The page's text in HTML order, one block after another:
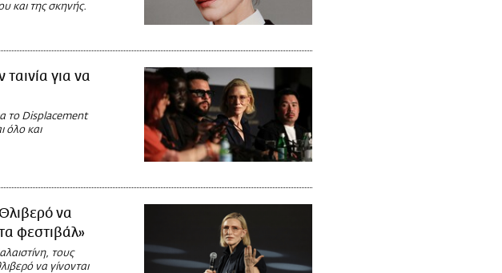
και της σκηνής.
για να
το Displacement
όλο και
να
φεστιβάλ»
τους
να γίνονται